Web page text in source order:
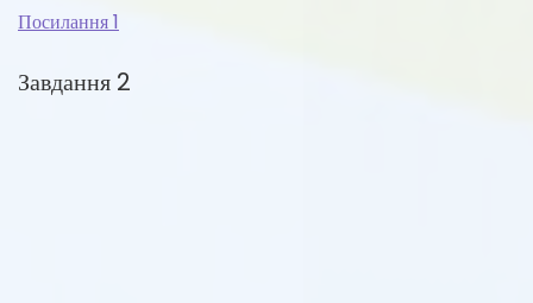
Посилання 1
Завдання 2